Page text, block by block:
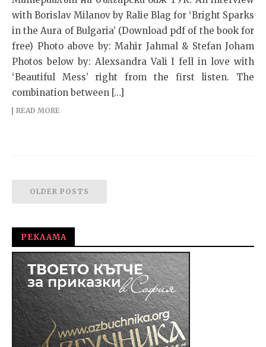
with Borislav Milanov by Ralie Blag for ‘Bright Sparks
in the Aura of Bulgaria’ (Download pdf of the book for
free) Photo above by: Mahir Jahmal & Stefan Joham
Photos below by: Alexsandra Vali I fell in love with
‘Beautiful Mess’ right from the first listen. The
combination between […]
READ MORE
OLDER POSTS
РЕКЛАМА